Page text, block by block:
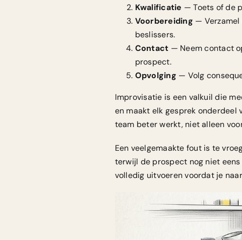
Kwalificatie — Toets of de
Voorbereiding —
beslissers.
Contact — Neem contact
prospect.
Opvolging — Volg
Improvisatie is een valkuil die
en maakt elk gesprek onderdeel
team beter werkt, niet alleen
Een veelgemaakte fout is te
terwijl de prospect nog niet
volledig uitvoeren voordat je